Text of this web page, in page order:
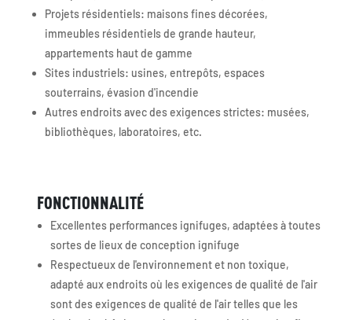
Projets résidentiels: maisons fines décorées,
immeubles résidentiels de grande hauteur,
appartements haut de gamme
Sites industriels: usines, entrepôts, espaces
souterrains, évasion d'incendie
Autres endroits avec des exigences strictes: musées,
bibliothèques, laboratoires, etc.
FONCTIONNALITÉ
Excellentes performances ignifuges, adaptées à toutes
sortes de lieux de conception ignifuge
Respectueux de l'environnement et non toxique,
adapté aux endroits où les exigences de qualité de l'air
sont des exigences de qualité de l'air telles que les